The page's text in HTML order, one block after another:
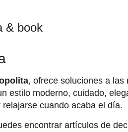
& book
, ofrece soluciones a las
estilo moderno, cuidado,
cuando acaba el día.
encontrar artículos de